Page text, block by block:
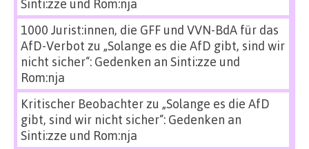
Sinti:zze und Rom:nja
1000 Jurist:innen, die GFF und VVN-BdA für das
AfD-Verbot zu „Solange es die AfD gibt, sind wir
nicht sicher“: Gedenken an Sinti:zze und
Rom:nja
Kritischer Beobachterzu „Solange es die AfD
gibt, sind wir nicht sicher“: Gedenken an
Sinti:zze und Rom:nja